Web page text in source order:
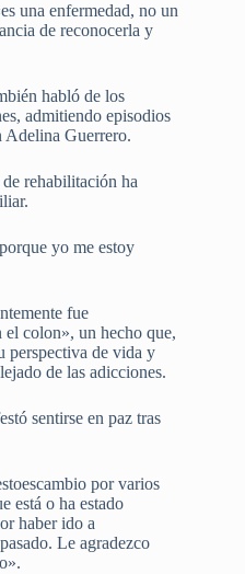
una enfermedad, no un
de reconocerla y
habló de los
admitiendo episodios
Adelina Guerrero.
rehabilitación ha
yo me estoy
fue
el colon», un hecho que,
perspectiva de vida y
de las adicciones.
sentirse en paz tras
por varios
está o ha estado
haber ido a
Le agradezco